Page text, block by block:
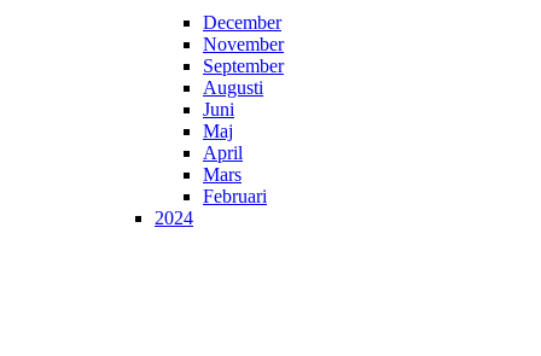
December
November
September
Augusti
Juni
Maj
April
Mars
Februari
2024